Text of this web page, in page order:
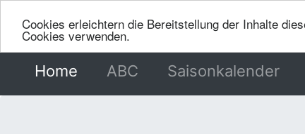
Cookies erleichtern die Bereitstellung der Inhalte
Cookies verwenden.
Home (current)
ABC Saisonkalender